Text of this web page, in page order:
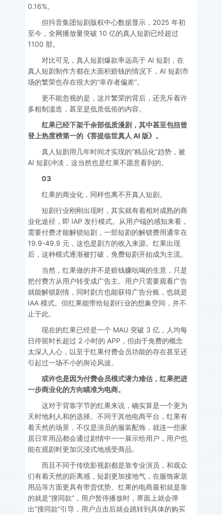
0.16%。
但抖音集团短剧版权中心数据显示，2025 年初
至今，全网播放量突破 10 亿的真人短剧已经超过
1100 部。
对比可见，真人短剧爆款率远高于 AI 短剧，在
真人短剧制作方都在大面积赔钱的情况下，AI 短剧市
场的繁荣也存在很大的“幸存者偏差”。
更不能忽视的是，这片繁荣的背后，还充斥着许
多粗制滥造，甚至是低质低俗的内容。
红果已经下架千余部低质漫剧，其中甚至包括曾
登上热度榜第一的《菩提临世真人 AI 版》。
真人短剧用几年时间才实现的“精品化”趋势，被
AI 短剧冲淡，这当然也是红果不愿意看到的。
03
红果的商业化，同样也离不开真人短剧。
短剧行业刚刚出现时，其实就有着相对成熟的商
业化途径，即 IAP 发行模式。从用户端的感知来看，
需要付费才能解锁短剧，一部短剧的解锁费用通常在
19.9-49.9 元，这也是剧方的收入来源。红果出现
后，这种模式逐渐被打破，免费短剧开始成为主流。
当然，红果做的并不是赔钱赚吆喝的生意，只是
把付费方从用户转变成广告主。用户只需要观看广告
就能解锁剧情，同时剧方也能获得广告分账，也就是
IAA 模式。但红果能带给短剧行业的想象空间，并不
止于此。
现在的红果已经是一个 MAU 突破 3 亿，人均每
日停留时长超过 2 小时的 APP，但由于免费的概念
太深入人心，以至于红果付费会员功能的存在甚至还
引起过一场不小的舆论风波。
或许也是因为付费会员模式潜力难估，红果把进
一步商业化的方向瞄准为电商。
这对于背靠字节的红果来说，确实算是一个更为
天时地利人和的选择。不同于其他电商平台，红果有
着天然的场景，不仅是演员的服装配饰，就连一些家
居日常用品都会通过剧情中一一展示给用户，用户也
能在观剧时更加沉浸式地感受商品。
而且不同于传统影视剧都是靠专业演员，和观众
们有着天然的距离感，短剧更加接地气，在服饰家居
用品等方面更具有带货优势。红果的电商最初就是靠
的就是“搜同款”，用户暂停播放时，界面上就会弹
出“搜同款”引导，用户点击后就会跳转到具体的购买